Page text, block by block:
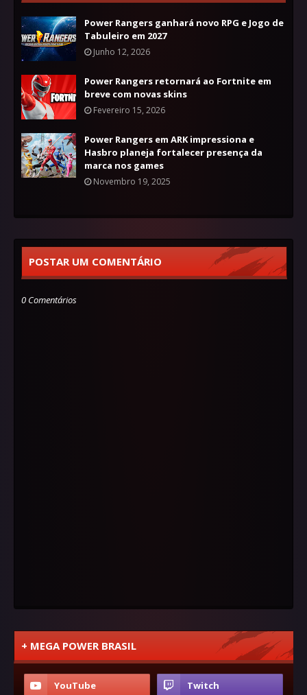
Power Rangers ganhará novo RPG e Jogo de
Tabuleiro em 2027
Junho 12, 2026
Power Rangers retornará ao Fortnite em
breve com novas skins
Fevereiro 15, 2026
Power Rangers em ARK impressiona e
Hasbro planeja fortalecer presença da
marca nos games
Novembro 19, 2025
POSTAR UM COMENTÁRIO
0 Comentários
+ MEGA POWER BRASIL